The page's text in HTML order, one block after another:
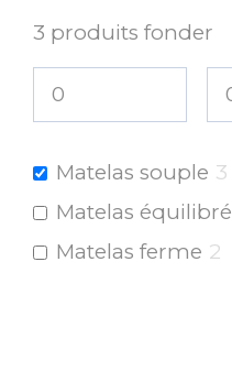
3 produits fonder
Matelas souple 3
Matelas équilibré
Matelas ferme 2